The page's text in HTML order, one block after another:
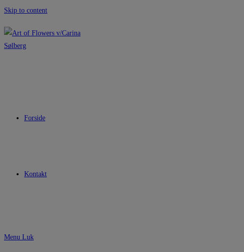
Skip to content
Forside
Kontakt
Menu Luk